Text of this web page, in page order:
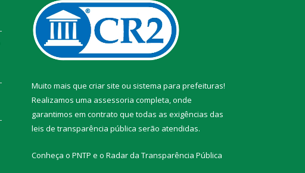
Muito mais que criar site ou sistema para prefeituras!
Realizamos uma assessoria completa, onde
garantimos em contrato que todas as exigências das
leis de transparência pública serão atendidas.
Conheça o PNTP e o Radar da Transparência Pública